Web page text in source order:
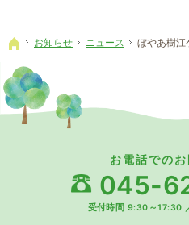
ホーム
お知らせ ニュース ぼやあ樹江
お電話での
045-
受付時間 9:30～17:30